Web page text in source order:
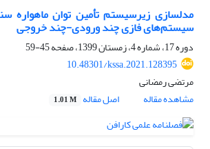
مدلسازی زیرسیستم تأمین توان ماهواره
سیستم‌های فازی چند ورودی-چند خروجی
دوره 17، شماره 4، زمستان 1399، صفحه
45-59
10.48301/kssa.2021.128395
مرتضی رمضانی
مشاهده مقاله
اصل مقاله 1.01 M